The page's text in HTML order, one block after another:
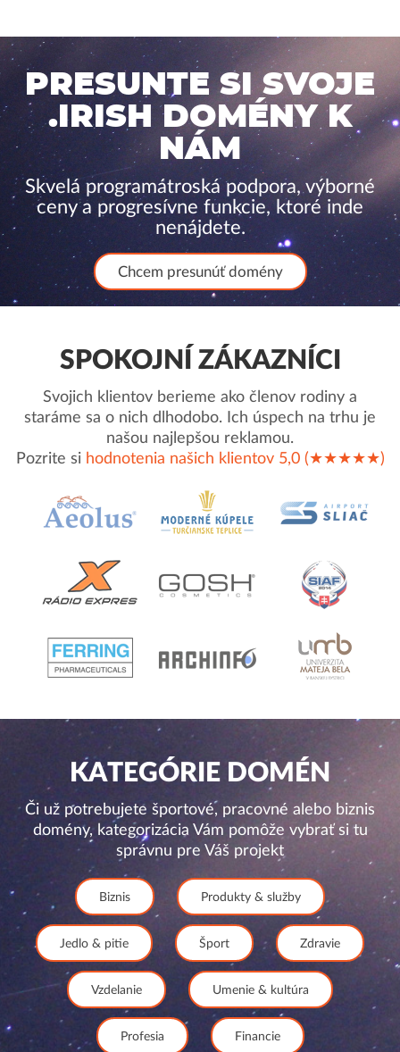
PRESUNTE SI SVOJE
.IRISH DOMÉNY K
NÁM
Skvelá programátroská podpora, výborné
ceny a progresívne funkcie, ktoré inde
nenájdete.
Chcem presunúť domény
SPOKOJNÍ ZÁKAZNÍCI
Svojich klientov berieme ako členov rodiny a
staráme sa o nich dlhodobo. Ich úspech na trhu je
našou najlepšou reklamou.
Pozrite si hodnotenia našich klientov 5,0 (★★★★★)
KATEGÓRIE DOMÉN
Či už potrebujete športové, pracovné alebo biznis
domény, kategorizácia Vám pomôže vybrať si tu
správnu pre Váš projekt
Biznis Produkty & služby
Jedlo & pitie Šport Zdravie
Vzdelanie Umenie & kultúra
Profesia Financie